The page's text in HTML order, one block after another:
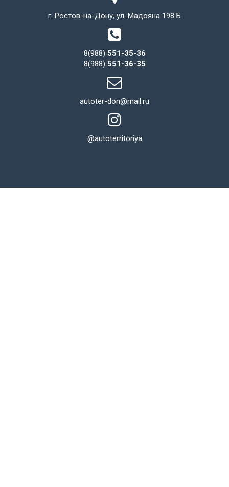
г. Ростов-на-Дону, ул. Мадояна 198 Б
8(988) 551-35-36
8(988) 551-36-35
autoter-don@mail.ru
@autoterritoriya